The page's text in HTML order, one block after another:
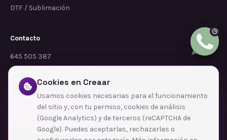
DTF / Sublimación
Contacto
645 505 387
info@dependalium.com
Mataró (Barcelona)
Déjanos tu reseña en Google
Cookies en Creaar
Usamos cookies necesarias para el funcionamiento
del sitio y, con tu permiso, cookies de análisis
(Google Analytics) y de terceros (reCAPTCHA de
Google). Puedes aceptarlas, rechazarlas o